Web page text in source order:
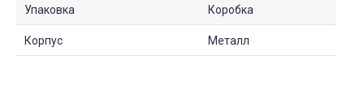
Упаковка Коробка
Корпус Металл